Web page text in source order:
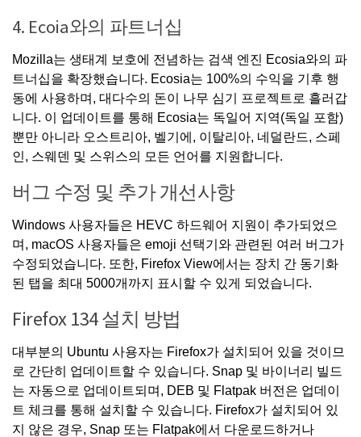
4. Ecoia와의 파트너십
Mozilla는 생태계 보호에 전념하는 검색 엔진 Ecosia와의 파
트너십을 확장했습니다. Ecosia는 100%의 수익을 기후 행
동에 사용하며, 대다수의 돈이 나무 심기 프로젝트로 흘러갑
니다. 이 업데이트를 통해 Ecosia는 독일어 지역(독일 포함)
뿐만 아니라 오스트리아, 벨기에, 이탈리아, 네덜란드, 스페
인, 스웨덴 및 스위스의 모든 언어를 지원합니다.
버그 수정 및 추가 개선사항
Windows 사용자들은 HEVC 하드웨어 지원이 추가되었으
며, macOS 사용자들은 emoji 선택기와 관련된 여러 버그가
수정되었습니다. 또한, Firefox View에서는 장치 간 동기화
된 탭을 최대 5000개까지 표시할 수 있게 되었습니다.
Firefox 134 설치 방법
대부분의 Ubuntu 사용자는 Firefox가 설치되어 있을 것이므
로 간단히 업데이트할 수 있습니다. Snap 및 바이너리 빌드
는 자동으로 업데이트되며, DEB 및 Flatpak 버전은 업데이
트 체크를 통해 설치할 수 있습니다. Firefox가 설치되어 있
지 않은 경우, Snap 또는 Flatpak에서 다운로드하거나